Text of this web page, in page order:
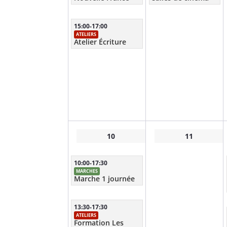
15:00-17:00
ATELIERS
Atelier Écriture
10
10:00-17:30
MARCHES
Marche 1 journée
13:30-17:30
ATELIERS
Formation Les
11